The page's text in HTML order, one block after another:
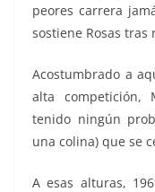
peores carrera
sostiene Rosas
Acostumbrado a
alta competición,
tenido ningún
una colina) que se
A esas alturas,